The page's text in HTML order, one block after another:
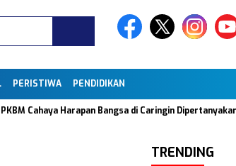
PERISTIWA PENDIDIKAN
Harapan Bangsa di Caringin Dipertanyakan
TRENDING